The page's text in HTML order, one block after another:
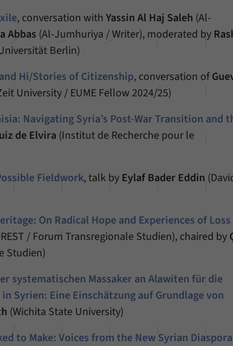
, conversation withYassin Al Haj Saleh (Al-
Abbas (Al-Jumhuriya / Writer), moderated by
Berlin)
Hi/Stories of Citizenship, conversation of
University / EUME Fellow 2024/25)
Navigating Syria’s Post-War Transition and
de Elvira (Institut de Recherche pour le
Fieldwork, talk by Eylaf Bader Eddin
On Radical Hope and Experiences of
/ Forum Transregionale Studien), chaired by
Studien)
systematischen Massaker an Alawiten für die
Syrien: Eine Einschätzung auf Grundlage von
(Wichita State University)
to Make: Voices from the New Syrian Diaspora